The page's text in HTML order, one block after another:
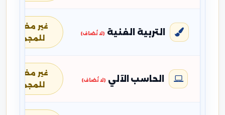
التربية الفنية (لا تُضاف)
غير مضافة
للمجموع
الحاسب الآلي (لا تُضاف)
غير مضافة
للمجموع